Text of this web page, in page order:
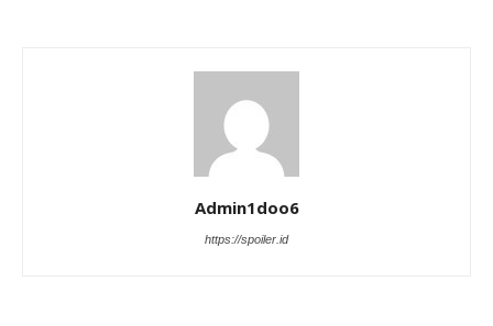
Admin1doo6
https://spoiler.id